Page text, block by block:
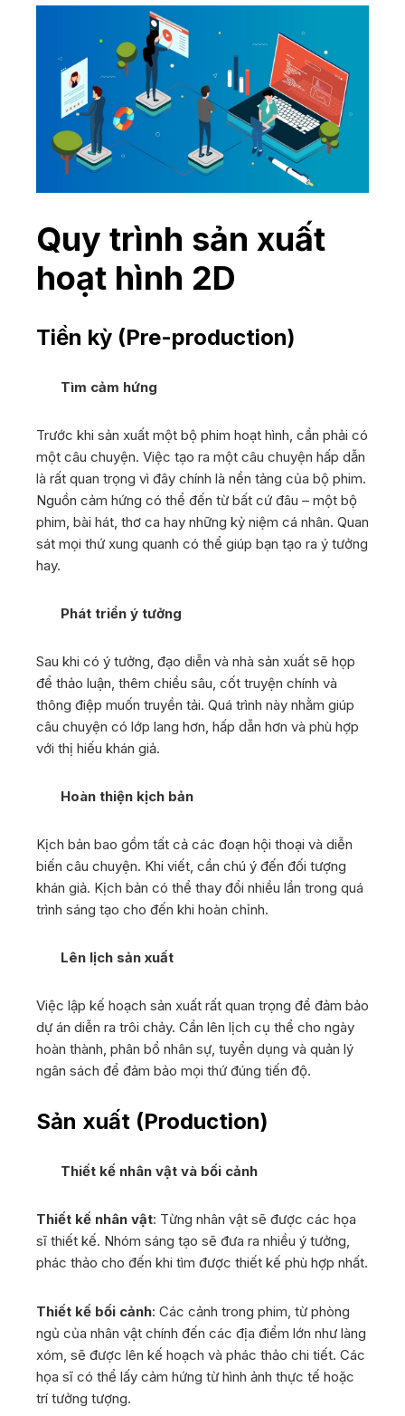
Quy trình sản xuất
hoạt hình 2D
Tiền kỳ (Pre-production)
Tìm cảm hứng
Trước khi sản xuất một bộ phim hoạt hình, cần phải có
một câu chuyện. Việc tạo ra một câu chuyện hấp dẫn
là rất quan trọng vì đây chính là nền tảng của bộ phim.
Nguồn cảm hứng có thể đến từ bất cứ đâu – một bộ
phim, bài hát, thơ ca hay những kỷ niệm cá nhân. Quan
sát mọi thứ xung quanh có thể giúp bạn tạo ra ý tưởng
hay.
Phát triển ý tưởng
Sau khi có ý tưởng, đạo diễn và nhà sản xuất sẽ họp
để thảo luận, thêm chiều sâu, cốt truyện chính và
thông điệp muốn truyền tải. Quá trình này nhằm giúp
câu chuyện có lớp lang hơn, hấp dẫn hơn và phù hợp
với thị hiếu khán giả.
Hoàn thiện kịch bản
Kịch bản bao gồm tất cả các đoạn hội thoại và diễn
biến câu chuyện. Khi viết, cần chú ý đến đối tượng
khán giả. Kịch bản có thể thay đổi nhiều lần trong quá
trình sáng tạo cho đến khi hoàn chỉnh.
Lên lịch sản xuất
Việc lập kế hoạch sản xuất rất quan trọng để đảm bảo
dự án diễn ra trôi chảy. Cần lên lịch cụ thể cho ngày
hoàn thành, phân bổ nhân sự, tuyển dụng và quản lý
ngân sách để đảm bảo mọi thứ đúng tiến độ.
Sản xuất (Production)
Thiết kế nhân vật và bối cảnh
Thiết kế nhân vật: Từng nhân vật sẽ được các họa
sĩ thiết kế. Nhóm sáng tạo sẽ đưa ra nhiều ý tưởng,
phác thảo cho đến khi tìm được thiết kế phù hợp nhất.
Thiết kế bối cảnh: Các cảnh trong phim, từ phòng
ngủ của nhân vật chính đến các địa điểm lớn như làng
xóm, sẽ được lên kế hoạch và phác thảo chi tiết. Các
họa sĩ có thể lấy cảm hứng từ hình ảnh thực tế hoặc
trí tưởng tượng.